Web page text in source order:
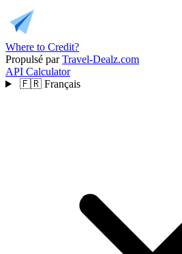
Where to Credit?
Propulsé par Travel-Dealz.com
API Calculator
🇫🇷 Français